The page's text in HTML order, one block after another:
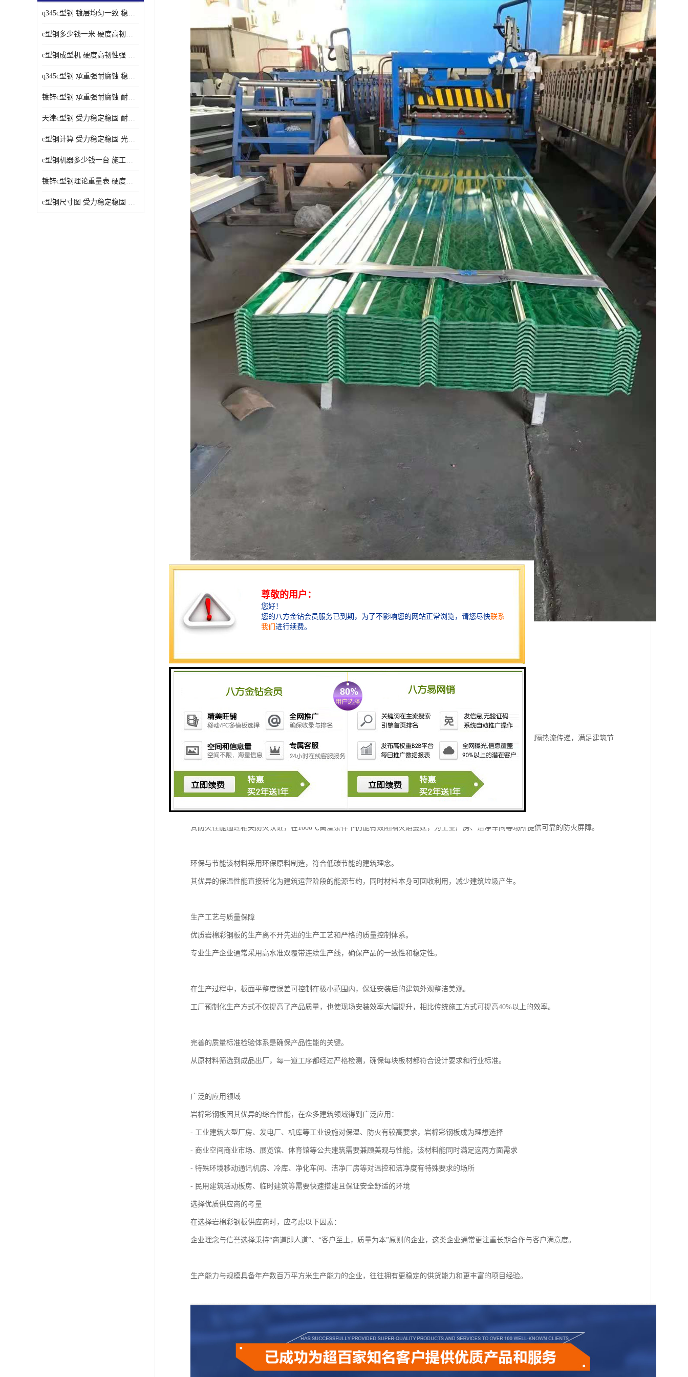
q345c型钢 镀层均匀一致 稳重支撑承载力大
c型钢多少钱一米 硬度高韧性强 光洁无毛刺
c型钢成型机 硬度高韧性强 防腐耐蚀性能好
q345c型钢 承重强耐腐蚀 稳重支撑承载力大
镀锌c型钢 承重强耐腐蚀 耐腐蚀 耐高温
天津c型钢 受力稳定稳固 耐腐蚀 耐高温
c型钢计算 受力稳定稳固 光洁无毛刺
c型钢机器多少钱一台 施工方便简单 稳重支撑承载力大
镀锌c型钢理论重量表 硬度高韧性强 光洁无毛刺
c型钢尺寸图 受力稳定稳固 光洁无毛刺
岩棉彩钢板作为一种先进的复合建筑材料，正以其卓越的性能优势，为各类建筑项目提供理想的解决方案。
岩棉彩钢板是以彩涂钢板为面层、岩棉为芯材，通过先进工艺复合成型的高性能建材。
其核心优势体现在多个方面：
卓越的保温性能岩棉纤维呈三维立体分布，形成密集气室结构，导热系数可低至0.044W/(m·K)以下，能有效阻隔热流传递，满足建筑节
能65%以上的高标准要求。
这一特性使其在各类气候条件下都能为建筑提供稳定的热环境，显著降低能源消耗。
出色的防火安全岩棉彩钢板具有A级不燃特性，在高温环境下仍能保持结构稳定。
其防火性能通过相关防火认证，在1000℃高温条件下仍能有效阻隔火焰蔓延，为工业厂房、洁净车间等场所提供可靠的防火屏障。
环保与节能该材料采用环保原料制造，符合低碳节能的建筑理念。
其优异的保温性能直接转化为建筑运营阶段的能源节约，同时材料本身可回收利用，减少建筑垃圾产生。
生产工艺与质量保障
优质岩棉彩钢板的生产离不开先进的生产工艺和严格的质量控制体系。
专业生产企业通常采用高水准双覆带连续生产线，确保产品的一致性和稳定性。
在生产过程中，板面平整度误差可控制在极小范围内，保证安装后的建筑外观整洁美观。
工厂预制化生产方式不仅提高了产品质量，也使现场安装效率大幅提升，相比传统施工方式可提高40%以上的效率。
完善的质量标准检验体系是确保产品性能的关键。
从原材料筛选到成品出厂，每一道工序都经过严格检测，确保每块板材都符合设计要求和行业标准。
广泛的应用领域
岩棉彩钢板因其优异的综合性能，在众多建筑领域得到广泛应用：
- 工业建筑大型厂房、发电厂、机库等工业设施对保温、防火有较高要求，岩棉彩钢板成为理想选择
- 商业空间商业市场、展览馆、体育馆等公共建筑需要兼顾美观与性能，该材料能同时满足这两方面需求
- 特殊环境移动通讯机房、冷库、净化车间、洁净厂房等对温控和洁净度有特殊要求的场所
- 民用建筑活动板房、临时建筑等需要快速搭建且保证安全舒适的环境
选择优质供应商的考量
在选择岩棉彩钢板供应商时，应考虑以下因素：
企业理念与信誉选择秉持“商道即人道”、“客户至上，质量为本”原则的企业，这类企业通常更注重长期合作与客户满意度。
生产能力与规模具备年产数百万平方米生产能力的企业，往往拥有更稳定的供货能力和更丰富的项目经验。